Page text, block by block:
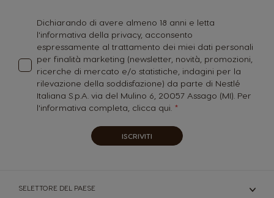
Dichiarando di avere almeno 18 anni e letta
l'informativa della privacy, acconsento
espressamente al trattamento dei miei dati personali
per finalità marketing (newsletter, novità, promozioni,
ricerche di mercato e/o statistiche, indagini per la
rilevazione della soddisfazione) da parte di Nestlé
Italiana S.p.A. via del Mulino 6, 20057 Assago (MI). Per
l'informativa completa, clicca qui.
ISCRIVITI
SELETTORE DEL PAESE